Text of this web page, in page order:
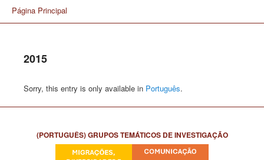
Página Principal
2015
Sorry, this entry is only available in Português.
(PORTUGUÊS) GRUPOS TEMÁTICOS DE INVESTIGAÇÃO